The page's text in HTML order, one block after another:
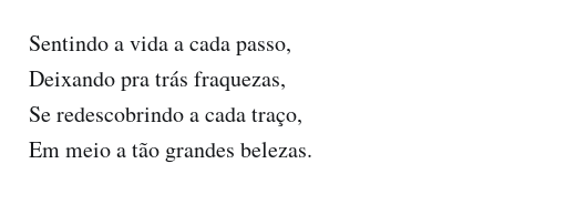
Sentindo a vida a cada passo,
Deixando pra trás fraquezas,
Se redescobrindo a cada traço,
Em meio a tão grandes belezas.